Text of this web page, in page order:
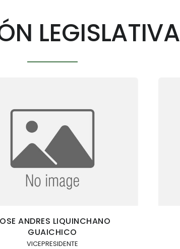
LEGISLATIVA
ANDRES LIQUINCHANO
GUAICHICO
VICEPRESIDENTE